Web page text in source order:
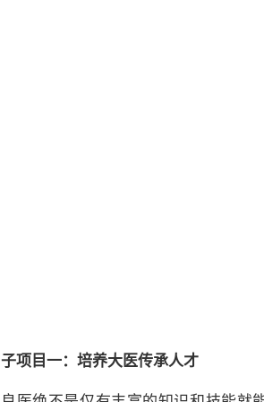
子项目一：培养大医传承人才